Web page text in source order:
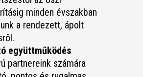
minden évszakban
a rendezett, ápolt
együttműködés
partnereink számára